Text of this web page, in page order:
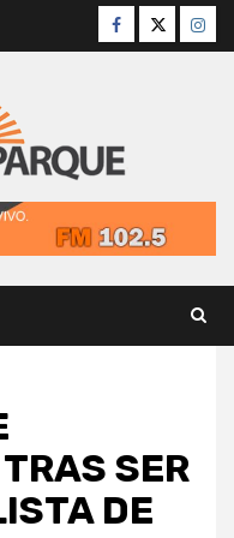
Facebook
Twitter
SER
DE